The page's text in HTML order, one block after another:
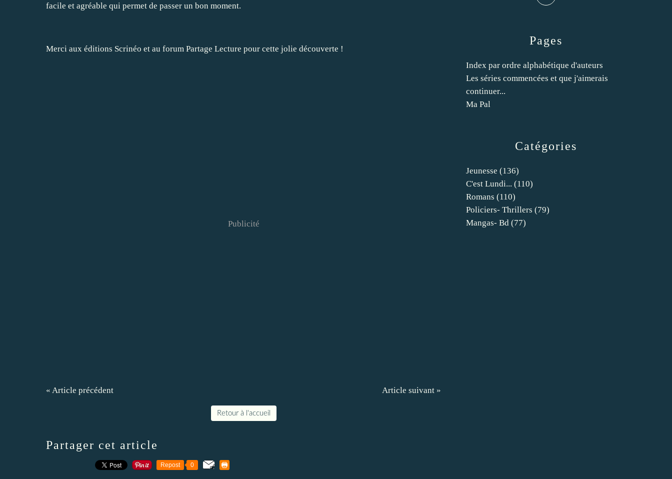
facile et agréable qui permet de passer un bon moment.
Merci aux éditions Scrinéo et au forum Partage Lecture pour cette jolie découverte !
Publicité
« Article précédent Article suivant »
Retour à l'accueil
Partager cet article
Repost 0
Catégories
Jeunesse (136)
C'est Lundi... (110)
Romans (110)
Policiers- Thrillers (79)
Mangas- Bd (77)
Pages
Index par ordre alphabétique d'auteurs
Les séries commencées et que j'aimerais
continuer...
Ma Pal